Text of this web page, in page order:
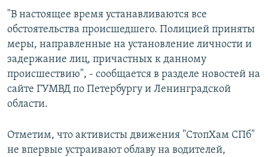
"В настоящее время устанавливаются все
обстоятельства происшедшего. Полицией приняты
меры, направленные на установление личности и
задержание лиц, причастных к данному
происшествию", - сообщается в разделе новостей на
сайте ГУМВД по Петербургу и Ленинградской
области.
Отметим, что активисты движения "СтопХам СПб"
не впервые устраивают облаву на водителей,